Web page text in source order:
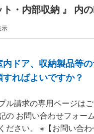
ト・内部収納 』 内
示
内ドア、収納製品等
ればよいですか？
ル請求の専用ページは
の お問い合わせフォー
ださい。 ※【お問い合